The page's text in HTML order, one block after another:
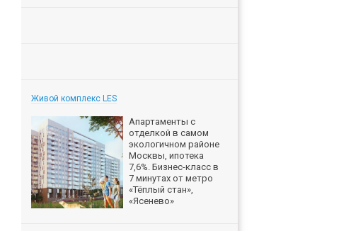
Живой комплекс LES
Апартаменты с
отделкой в самом
экологичном районе
Москвы, ипотека
7,6%. Бизнес-класс в
7 минутах от метро
«Тёплый стан»,
«Ясенево»